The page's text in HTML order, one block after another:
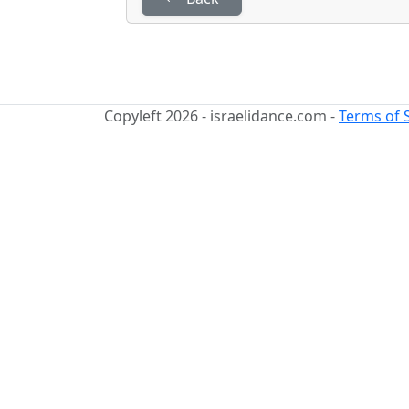
Copyleft 2026 - israelidance.com -Terms of